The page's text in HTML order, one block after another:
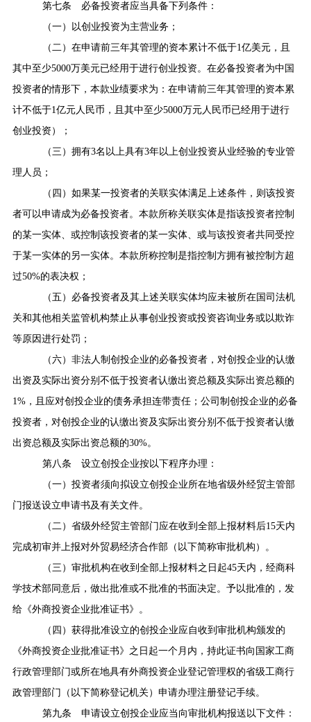
第七条 必备投资者应当具备下列条件：
（一）以创业投资为主营业务；
（二）在申请前三年其管理的资本累计不低于1亿美元，且
其中至少5000万美元已经用于进行创业投资。在必备投资者为中国
投资者的情形下，本款业绩要求为：在申请前三年其管理的资本累
计不低于1亿元人民币，且其中至少5000万元人民币已经用于进行
创业投资）；
（三）拥有3名以上具有3年以上创业投资从业经验的专业管
理人员；
（四）如果某一投资者的关联实体满足上述条件，则该投资
者可以申请成为必备投资者。本款所称关联实体是指该投资者控制
的某一实体、或控制该投资者的某一实体、或与该投资者共同受控
于某一实体的另一实体。本款所称控制是指控制方拥有被控制方超
过50%的表决权；
（五）必备投资者及其上述关联实体均应未被所在国司法机
关和其他相关监管机构禁止从事创业投资或投资咨询业务或以欺诈
等原因进行处罚；
（六）非法人制创投企业的必备投资者，对创投企业的认缴
出资及实际出资分别不低于投资者认缴出资总额及实际出资总额的
1%，且应对创投企业的债务承担连带责任；公司制创投企业的必备
投资者，对创投企业的认缴出资及实际出资分别不低于投资者认缴
出资总额及实际出资总额的30%。
第八条 设立创投企业按以下程序办理：
（一）投资者须向拟设立创投企业所在地省级外经贸主管部
门报送设立申请书及有关文件。
（二）省级外经贸主管部门应在收到全部上报材料后15天内
完成初审并上报对外贸易经济合作部（以下简称审批机构）。
（三）审批机构在收到全部上报材料之日起45天内，经商科
学技术部同意后，做出批准或不批准的书面决定。予以批准的，发
给《外商投资企业批准证书》。
（四）获得批准设立的创投企业应自收到审批机构颁发的
《外商投资企业批准证书》之日起一个月内，持此证书向国家工商
行政管理部门或所在地具有外商投资企业登记管理权的省级工商行
政管理部门（以下简称登记机关）申请办理注册登记手续。
第九条 申请设立创投企业应当向审批机构报送以下文件：